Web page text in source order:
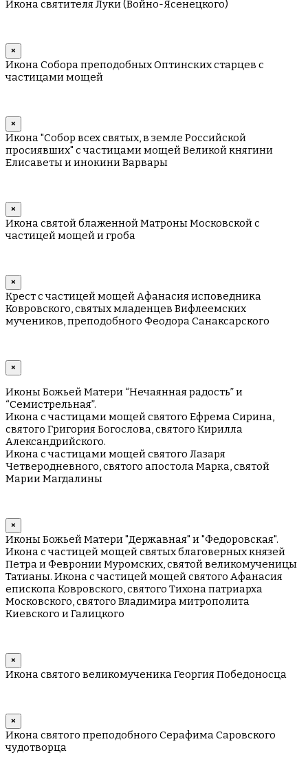
Икона святителя Луки (Войно-Ясенецкого)
×
Икона Собора преподобных Оптинских старцев с
частицами мощей
×
Икона "Собор всех святых, в земле Российской
просиявших" с частицами мощей Великой княгини
Елисаветы и инокини Варвары
×
Икона святой блаженной Матроны Московской с
частицей мощей и гроба
×
Крест с частицей мощей Афанасия исповедника
Ковровского, святых младенцев Вифлеемских
мучеников, преподобного Феодора Санаксарского
×
Иконы Божьей Матери “Нечаянная радость” и
“Семистрельная”.
Икона с частицами мощей святого Ефрема Сирина,
святого Григория Богослова, святого Кирилла
Александрийского.
Икона с частицами мощей святого Лазаря
Четверодневного, святого апостола Марка, святой
Марии Магдалины
×
Иконы Божьей Матери "Державная" и "Федоровская".
Икона с частицей мощей святых благоверных князей
Петра и Февронии Муромских, святой великомученицы
Татианы. Икона с частицей мощей святого Афанасия
епископа Ковровского, святого Тихона патриарха
Московского, святого Владимира митрополита
Киевского и Галицкого
×
Икона святого великомученика Георгия Победоносца
×
Икона святого преподобного Серафима Саровского
чудотворца